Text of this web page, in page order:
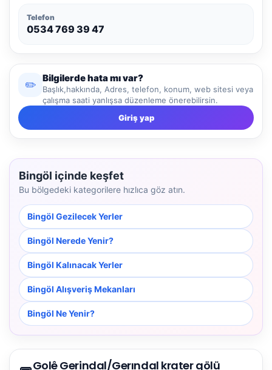
Telefon
0534 769 39 47
✏️
Bilgilerde hata mı var?
Başlık,hakkında, Adres, telefon, konum, web sitesi veya
çalışma saati yanlışsa düzenleme önerebilirsin.
Giriş yap
Bingöl içinde keşfet
Bu bölgedeki kategorilere hızlıca göz atın.
Bingöl Gezilecek Yerler
Bingöl Nerede Yenir?
Bingöl Kalınacak Yerler
Bingöl Alışveriş Mekanları
Bingöl Ne Yenir?
Golê Gerindal/Gerındal krater gölü
NBY Akıllı Asistan